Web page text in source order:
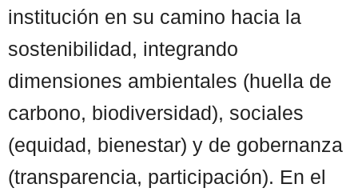
institución en su camino hacia la
sostenibilidad, integrando
dimensiones ambientales (huella de
carbono, biodiversidad), sociales
(equidad, bienestar) y de gobernanza
(transparencia, participación). En el